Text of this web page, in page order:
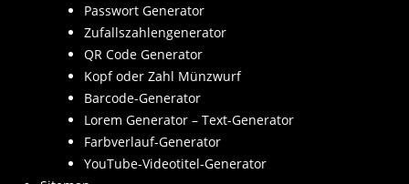
Passwort Generator
Zufallszahlengenerator
QR Code Generator
Kopf oder Zahl Münzwurf
Barcode-Generator
Lorem Generator – Text-Generator
Farbverlauf-Generator
YouTube-Videotitel-Generator